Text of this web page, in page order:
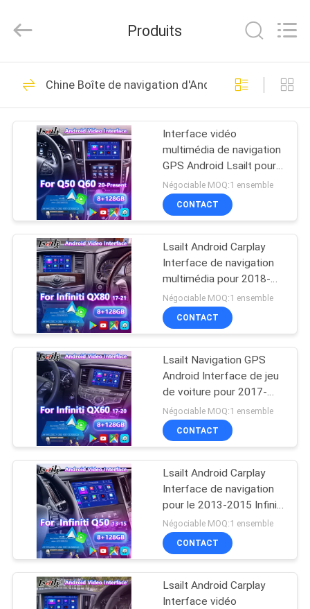
MAISON
PRODUITS
VIDÉOS
SUJET
NOUS
VISITE
D'USINE
CONTRÔLE
QUALITÉ
CONTACTEZ-
NOUS
NOUVELLES
CAS
Automobile
Electron
Rights
Boîte de navigation
de voiture
70
Boîte de navigation
d'Android
56
Boîte de navigation
de GPS
25
Lexus Video
Interface
130
Produits
Chine Boîte de navigation d'Android
Interface vidéo
multimédia de navigation
GPS Android Lsailt pour
Infiniti Q50 Q60 Q60S
Q50S à partir de 2021
Négociable MOQ:1 ensemble
CONTACT
Lsailt Android Carplay
Interface de navigation
multimédia pour 2018-
2021 Infiniti QX80
Négociable MOQ:1 ensemble
CONTACT
Lsailt Navigation GPS
Android Interface de jeu
de voiture pour 2017-
2020 Infiniti QX60
Négociable MOQ:1 ensemble
CONTACT
Lsailt Android Carplay
Interface de navigation
pour le 2013-2015 Infiniti
Q50L Q50S Q50
Négociable MOQ:1 ensemble
CONTACT
Lsailt Android Carplay
Interface vidéo